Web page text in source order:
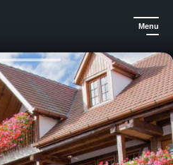
Menu
Chez Rosalie - Ste-Croix-en-Plaine - Alloggio in Francia